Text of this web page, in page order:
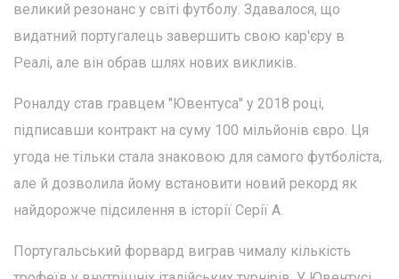
великий резонанс у світі футболу. Здавалося, що
видатний португалець завершить свою кар'єру в
Реалі, але він обрав шлях нових викликів.
Роналду став гравцем "Ювентуса" у 2018 році,
підписавши контракт на суму 100 мільйонів євро. Ця
угода не тільки стала знаковою для самого футболіста,
але й дозволила йому встановити новий рекорд як
найдорожче підсилення в історії Серії А.
Португальський форвард виграв чималу кількість